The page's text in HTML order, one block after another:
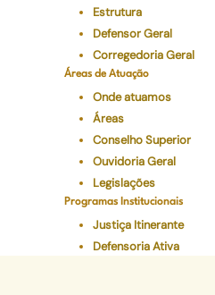
Estrutura
Defensor Geral
Corregedoria Geral
Áreas de Atuação
Onde atuamos
Áreas
Conselho Superior
Ouvidoria Geral
Legislações
Programas Institucionais
Justiça Itinerante
Defensoria Ativa